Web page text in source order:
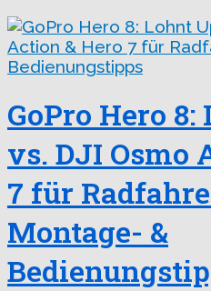
GoPro Hero
vs. DJI Osmo
7 für
Montage- &